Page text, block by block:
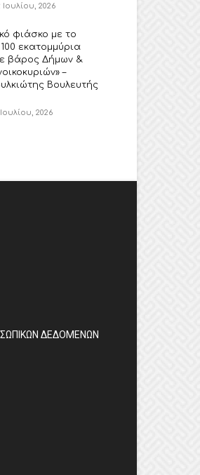
Ιουλίου, 2026
φιάσκο με το
εκατομμύρια
βάρος Δήμων &
–
Βουλευτής
Ιουλίου, 2026
ΔΕΔΟΜΕΝΩΝ